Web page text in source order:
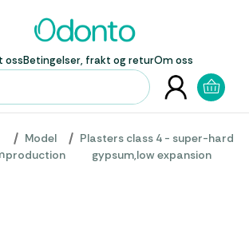
ossBetingelser, frakt og returOm oss
Model
production
Plasters class 4 - super-hard
gypsum,low expansion